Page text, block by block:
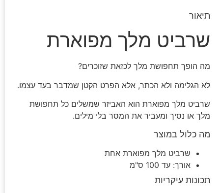
תיאור
שרביט מלך מפוארת
מה הופך תחפושת מלך לכזאת שזוכרים?
לא הגלימה ולא הכתר, אלא הפרט הקטן שמדבר בעד עצמו.
שרביט מלך מפוארת הוא האביזר שמשלים כל תחפושת
מלך או נסיך ומעביר את המסר בלי מילים.
מה כלול במוצר
שרביט מלך מפוארת אחת
אורך: עד 100 ס"מ
תכונות עיקריות